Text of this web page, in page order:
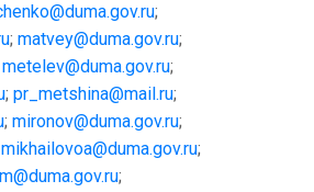
;
; matvey@duma.gov.ru;
metelev@duma.gov.ru;
; pr_metshina@mail.ru;
; mironov@duma.gov.ru;
mikhailovoa@duma.gov.ru;
;